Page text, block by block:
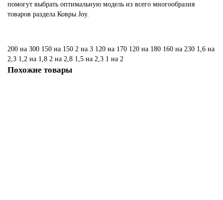
помогут выбрать оптимальную модель из всего многообразия
товаров раздела Ковры Joy.
200 на 300 150 на 150 2 на 3 120 на 170 120 на 180 160 на 230 1,6 на
2,3 1,2 на 1,8 2 на 2,8 1,5 на 2,3 1 на 2
Похожие товары